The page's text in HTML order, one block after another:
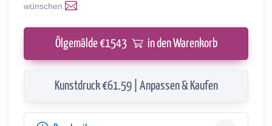
wünschen
Ölgemälde €1543 in den Warenkorb
Kunstdruck €61.59 | Anpassen & Kaufen